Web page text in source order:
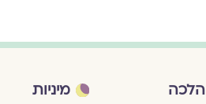
הלכה מיניות